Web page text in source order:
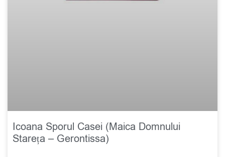
Icoana Sporul Casei (Maica Domnului
Stareța – Gerontissa)